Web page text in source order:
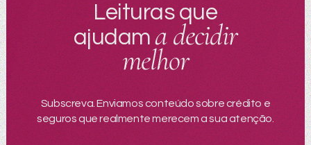
Leituras que
ajudama decidir
melhor
Subscreva. Enviamos conteúdo sobre crédito e
seguros que realmente merecem a sua atenção.